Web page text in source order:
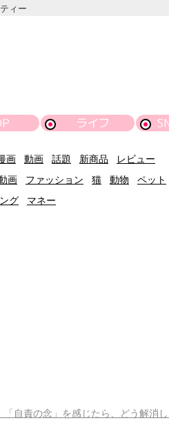
ィー
ライフ
画 動画 話題 新商品
レビュー
画 ファッション 猫 動物 ペット
グ マネー
自責の念」を感じたら、どう解消し